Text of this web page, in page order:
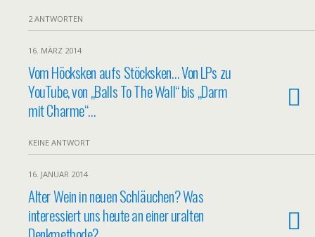
2 ANTWORTEN
16. MÄRZ 2014
Vom Höcksken aufs Stöcksken… Von LPs zu
YouTube, von „Balls To The Wall“ bis „Darm
mit Charme“…
KEINE ANTWORT
16. JANUAR 2014
Alter Wein in neuen Schläuchen? Was
interessiert uns heute an einer uralten